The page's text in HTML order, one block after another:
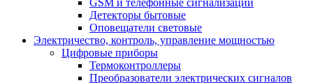
Детекторы бытовые
Оповещатели световые
Электричество, контроль, управление мощностью
Цифровые приборы
Термоконтроллеры
Преобразователи электрических сигналов